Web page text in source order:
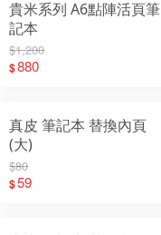
貴米系列 A6點陣活頁筆
記本
$1,200
$880
真皮 筆記本 替換內頁
(大)
$80
$59